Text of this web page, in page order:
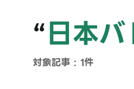
“日本
対象記事 : 1件